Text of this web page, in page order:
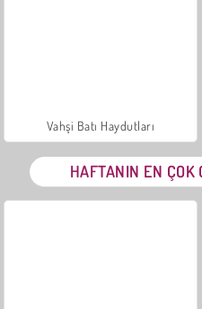
Vahşi Batı Haydutları
HAFTANIN EN ÇOK